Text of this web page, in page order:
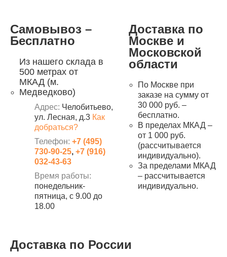
Самовывоз –
Бесплатно
Из нашего склада в
500 метрах от
МКАД (м.
Медведково)
Адрес: Челобитьево,
ул. Лесная, д.3 Как
добраться?
Телефон: +7 (495)
730-90-25, +7 (916)
032-43-63
Время работы:
понедельник-
пятница, с 9.00 до
18.00
Доставка по
Москве и
Московской
области
По Москве при
заказе на сумму от
30 000 руб. –
бесплатно.
В пределах МКАД –
от 1 000 руб.
(рассчитывается
индивидуально).
За пределами МКАД
– рассчитывается
индивидуально.
Доставка по России